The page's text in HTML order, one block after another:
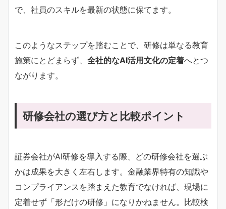
で、社員のスキルを最新の状態に保てます。
このようなステップを踏むことで、研修は単なる教育
施策にとどまらず、 全社的なAI活用文化の定着へとつ
ながります。
研修会社の選び方と比較ポイント
証券会社がAI研修を導入する際、どの研修会社を選ぶ
かは成果を大きく左右します。金融業界特有の知識や
コンプライアンスを踏まえた教育でなければ、現場に
定着せず「形だけの研修」になりかねません。比較検